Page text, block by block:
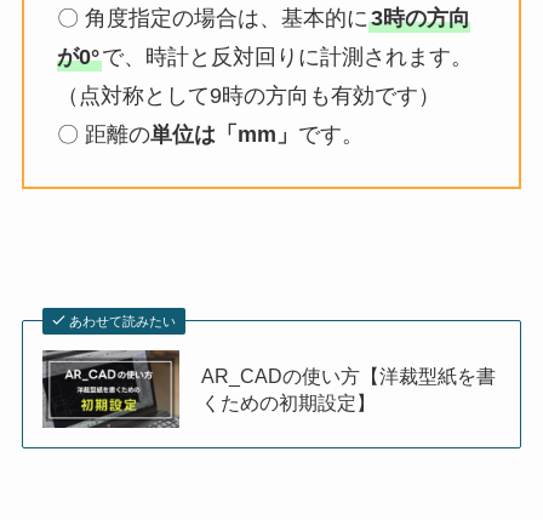
〇 角度指定の場合は、基本的に3時の方向
が0°で、時計と反対回りに計測されます。
（点対称として9時の方向も有効です）
〇 距離の単位は「mm」 です。
あわせて読みたい
AR_CADの使い方【洋裁型紙を書
くための初期設定】